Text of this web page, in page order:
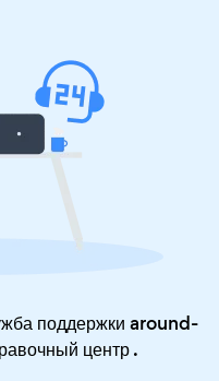
поддержки around-
центр.